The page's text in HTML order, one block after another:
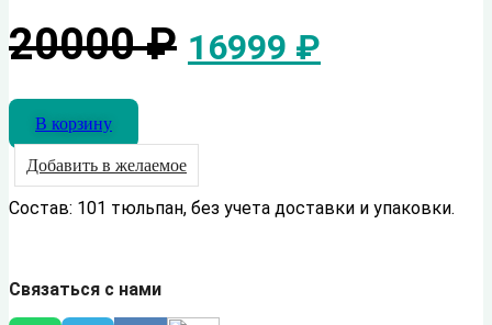
20000₽
составляла
20000 ₽.
16999 ₽
В корзину
Добавить в желаемое
Состав: 101 тюльпан, без учета доставки и упаковки.
Связаться с нами